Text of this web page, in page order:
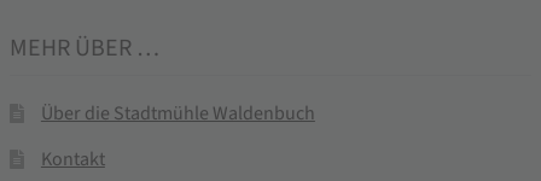
MEHR ÜBER …
Über die Stadtmühle Waldenbuch
Kontakt